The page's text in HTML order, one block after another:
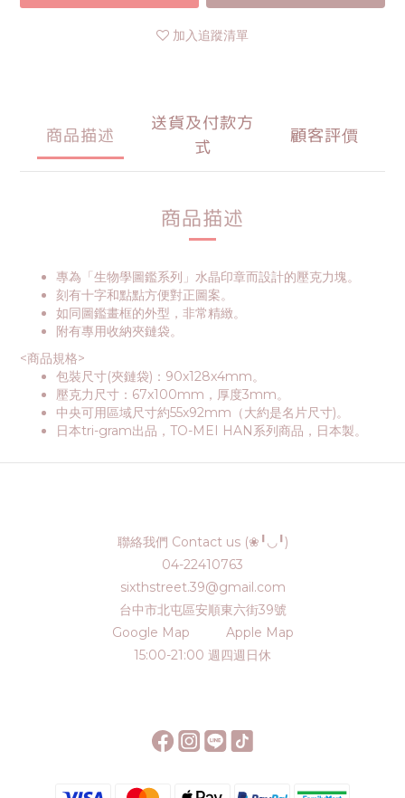
加入追蹤清單
商品描述
送貨及付款方
式
顧客評價
商品描述
專為「生物學圖鑑系列」水晶印章而設計的壓克力塊。
刻有十字和點點方便對正圖案。
如同圖鑑畫框的外型，非常精緻。
附有專用收納夾鏈袋。
<商品規格>
包裝尺寸(夾鏈袋)：90x128x4mm。
壓克力尺寸：67x100mm，厚度3mm。
中央可用區域尺寸約55x92mm（大約是名片尺寸)。
日本tri-gram出品，TO-MEI HAN系列商品，日本製。
聯絡我們 Contact us (❀╹◡╹)
04-22410763
sixthstreet.39@gmail.com
台中市北屯區安順東六街39號
Google Map
Apple Map
15:00-21:00 週四週日休